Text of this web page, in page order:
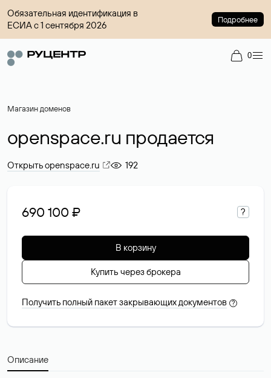
Обязательная идентификация в
ЕСИА с 1 сентября 2026
Подробнее
0
Магазин доменов
openspace.ru продается
Открыть openspace.ru 192
690 100 ₽ ?
В корзину
Купить через брокера
Получить полный пакет закрывающих документов ?
Описание